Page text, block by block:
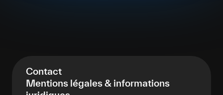
Contact
Mentions légales & informations